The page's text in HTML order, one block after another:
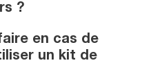
?
en cas de
un kit de